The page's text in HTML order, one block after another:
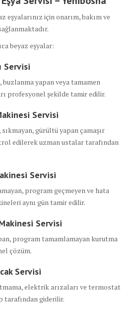
eşyalarınız için onarım, bakım ve
beyaz eşyalar:
Servisi
buzlanma yapan veya tamamen
profesyonel şekilde tamir edilir.
Servisi
gürültü yapan çamaşır
edilerek uzman ustalar tarafından
Servisi
program geçmeyen ve hata
aynı gün tamir edilir.
Servisi
program tamamlamayan kurutma
çözüm.
Servisi
elektrik arızaları ve termostat
tarafından giderilir.